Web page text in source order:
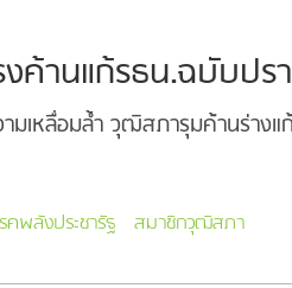
ค้านแก้รธน.ฉบับปร
เหลื่อมล้ำ วุฒิสภารุมค้านร่าง
คพลังประชารัฐ
สมาชิกวุฒิสภา